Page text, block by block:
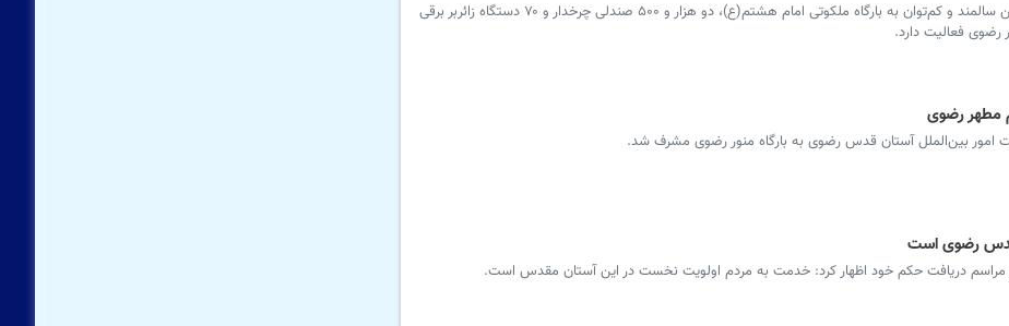
با رویکرد تسهیل تشرف زائرین و مجاورین سالمند و کم‌توان به بارگاه ملکوتی امام هشتم(ع)، دو هزار و ۵۰۰ صندلی چرخدار و ۷۰ دستگاه زائربر برقی
رضوی فعالیت دارد.
مطهر رضوی
امور بین‌الملل آستان قدس رضوی به بارگاه منور رضوی مشرف شد.
رضوی است
دریافت حکم خود اظهار کرد: خدمت به مردم اولویت نخست در این آستان مقدس است.